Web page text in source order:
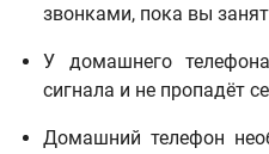
звонками, пока вы
У домашнего
сигнала и не пропадёт
Домашний телефон